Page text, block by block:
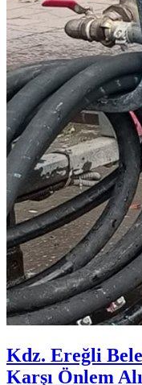
Kdz. Ereğli
Karşı Önlem